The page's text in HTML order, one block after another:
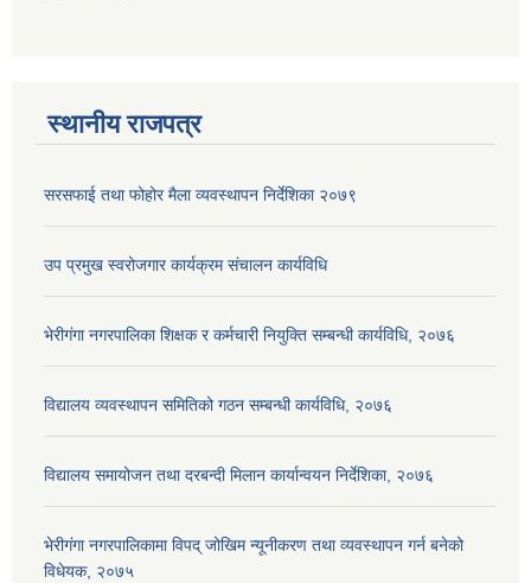
स्थानीय राजपत्र
सरसफाई तथा फोहोर मैला व्यवस्थापन निर्देशिका २०७९
उप प्रमुख स्वरोजगार कार्यक्रम संचालन कार्यविधि
भेरीगंगा नगरपालिका शिक्षक र कर्मचारी नियुक्ति सम्बन्धी कार्यविधि, २०७६
विद्यालय व्यवस्थापन समितिको गठन सम्बन्धी कार्यविधि, २०७६
विद्यालय समायोजन तथा दरबन्दी मिलान कार्यान्वयन निर्देशिका, २०७६
भेरीगंगा नगरपालिकामा विपद् जोखिम न्यूनीकरण तथा व्यवस्थापन गर्न बनेको
विधेयक, २०७५